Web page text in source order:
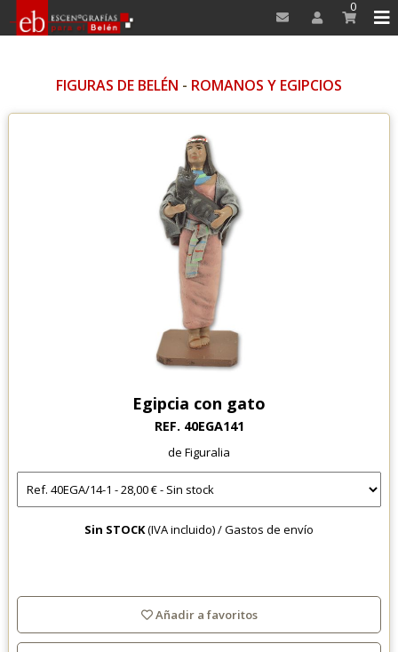
0
FIGURAS DE BELÉN - ROMANOS Y EGIPCIOS
Egipcia con gato
REF. 40EGA141
de Figuralia
Sin STOCK(IVA incluido) /Gastos de envío
Añadir a favoritos